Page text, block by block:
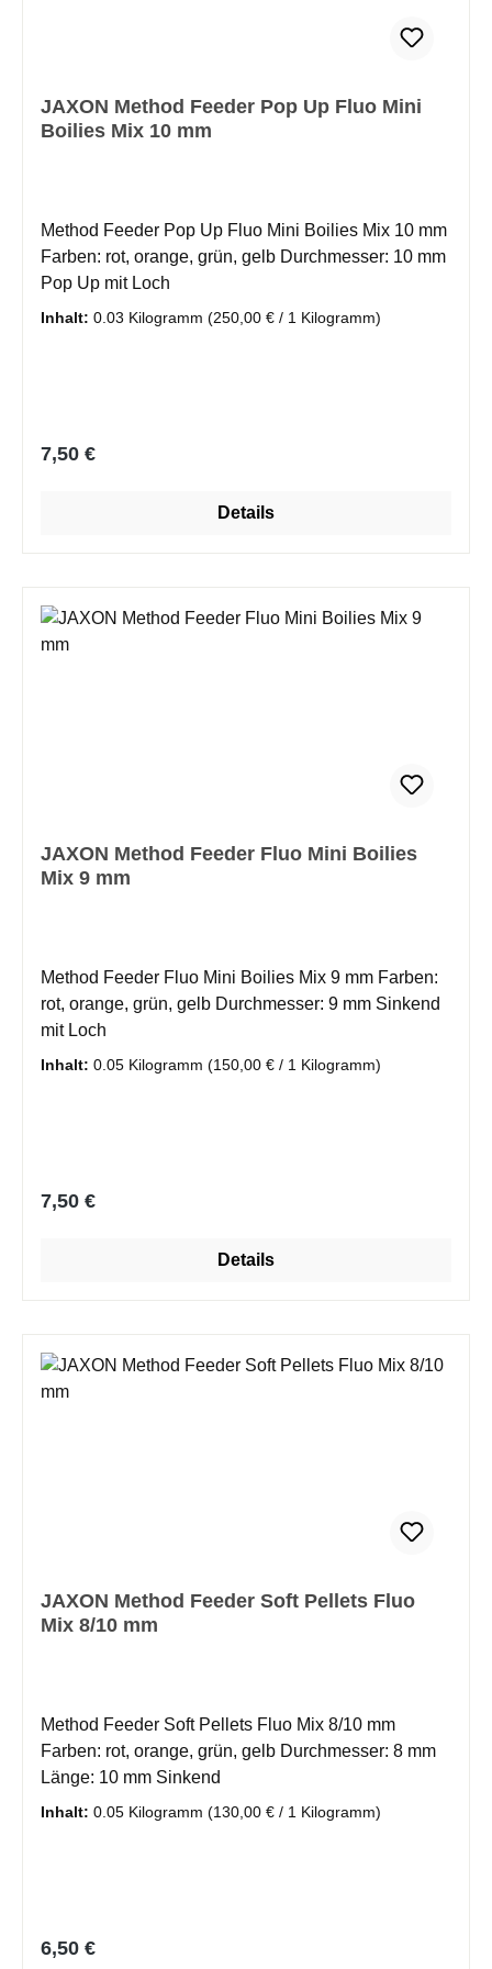
JAXON Method Feeder Pop Up Fluo Mini
Boilies Mix 10 mm
Method Feeder Pop Up Fluo Mini Boilies Mix 10 mm
Farben: rot, orange, grün, gelb Durchmesser: 10 mm
Pop Up mit Loch
Inhalt: 0.03 Kilogramm (250,00 € / 1 Kilogramm)
Regulärer Preis:
7,50 €
Details
JAXON Method Feeder Fluo Mini Boilies
Mix 9 mm
Method Feeder Fluo Mini Boilies Mix 9 mm Farben:
rot, orange, grün, gelb Durchmesser: 9 mm Sinkend
Inhalt: 0.05 Kilogramm (150,00 € / 1 Kilogramm)
Regulärer Preis:
7,50 €
Details
JAXON Method Feeder Soft Pellets Fluo
Mix 8/10 mm
Method Feeder Soft Pellets Fluo Mix 8/10 mm
Farben: rot, orange, grün, gelb Durchmesser: 8 mm
Inhalt: 0.05 Kilogramm (130,00 € / 1 Kilogramm)
Regulärer Preis:
6,50 €